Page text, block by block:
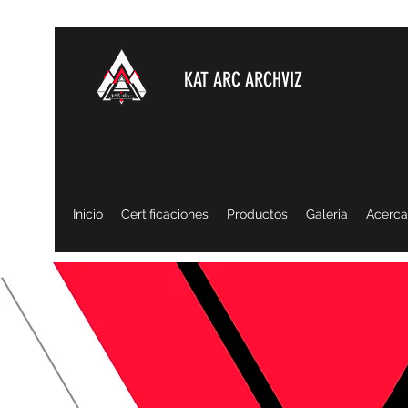
KAT ARC ARCHVIZ
Inicio Certificaciones Productos Galeria